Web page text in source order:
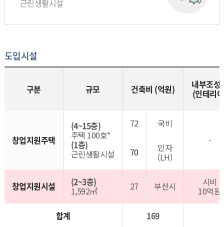
근린생활시설
도입시설
구분 규모 건축비 (억원) 내부조성
(인테리
창업지원주택
(4~15층)
주택 100호*
(1층)
근린생활시설
72
국비
-
70
민자
(LH)
창업지원시설 (2~3층)
1,592㎡ 27 부산시 시비
10억원
합계 169